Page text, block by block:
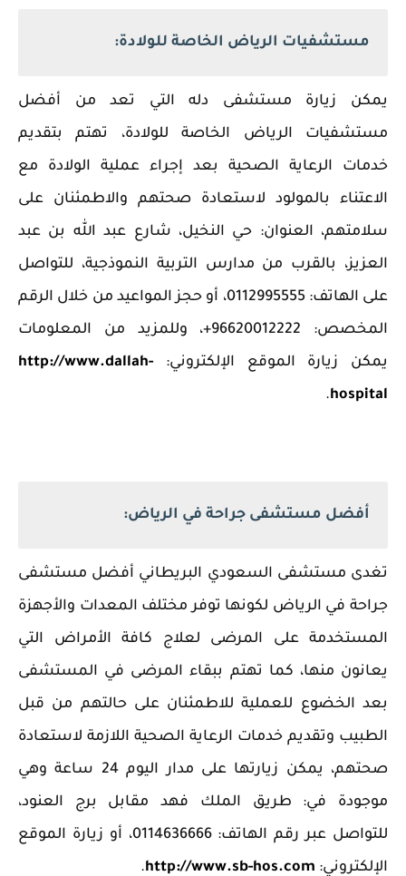
مستشفيات الرياض الخاصة للولادة:
يمكن زيارة مستشفى دله التي تعد من أفضل
مستشفيات الرياض الخاصة للولادة، ‏تهتم بتقديم
خدمات الرعاية الصحية بعد إجراء عملية الولادة مع
‏الاعتناء بالمولود لاستعادة صحتهم والاطمئنان على
سلامتهم، العنوان: حي النخيل، شارع عبد الله بن عبد
العزيز، بالقرب من مدارس التربية النموذجية، للتواصل
على الهاتف: 0112995555، أو حجز المواعيد من خلال الرقم
المخصص: 96620012222+، وللمزيد من المعلومات
يمكن زيارة الموقع الإلكتروني:http://www.dallah-
hospital
.
أفضل مستشفى جراحة في الرياض:
‏تغدى مستشفى السعودي البريطاني أفضل مستشفى
جراحة في الرياض لكونها توفر مختلف المعدات والأجهزة
المستخدمة على المرضى لعلاج كافة الأمراض التي
يعانون منها، كما تهتم ببقاء المرضى في المستشفى
بعد الخضوع للعملية للاطمئنان على حالتهم من قبل
الطبيب وتقديم خدمات الرعاية الصحية اللازمة لاستعادة
صحتهم، يمكن زيارتها على مدار اليوم 24 ساعة وهي
موجودة في: طريق الملك فهد مقابل برج العنود،
للتواصل عبر رقم الهاتف: 0114636666، أو زيارة الموقع
الإلكتروني: http://www.sb-hos.com
.